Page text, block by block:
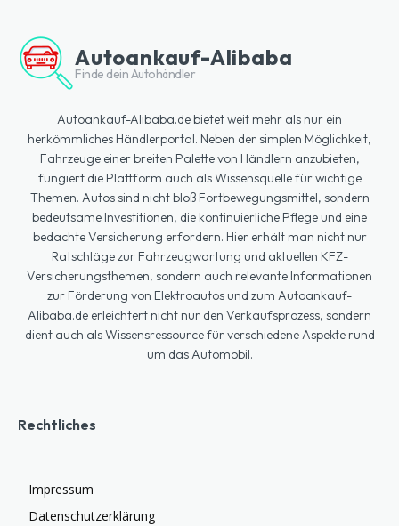
Autoankauf-Alibaba
Finde dein Autohändler
Autoankauf-Alibaba.de bietet weit mehr als nur ein
herkömmliches Händlerportal. Neben der simplen Möglichkeit,
Fahrzeuge einer breiten Palette von Händlern anzubieten,
fungiert die Plattform auch als Wissensquelle für wichtige
Themen. Autos sind nicht bloß Fortbewegungsmittel, sondern
bedeutsame Investitionen, die kontinuierliche Pflege und eine
bedachte Versicherung erfordern. Hier erhält man nicht nur
Ratschläge zur Fahrzeugwartung und aktuellen KFZ-
Versicherungsthemen, sondern auch relevante Informationen
zur Förderung von Elektroautos und zum Autoankauf-
Alibaba.de erleichtert nicht nur den Verkaufsprozess, sondern
dient auch als Wissensressource für verschiedene Aspekte rund
um das Automobil.
Rechtliches
Impressum
Datenschutzerklärung